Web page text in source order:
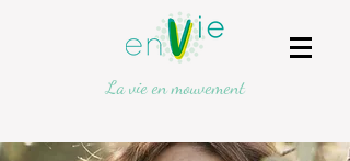
La vie en mouvement